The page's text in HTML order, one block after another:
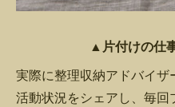
▲片付けの仕
実際に整理収納アドバイ
活動状況をシェアし、毎